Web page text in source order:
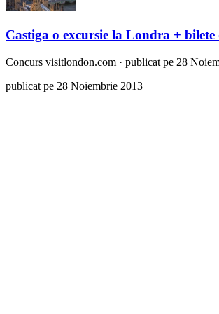
Castiga o excursie la Londra +
Concurs visitlondon.com · publicat pe 28
publicat pe 28 Noiembrie 2013